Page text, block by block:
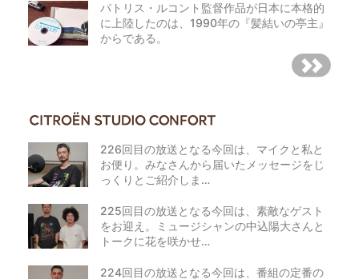
パトリス・ルコント監督作品が日本に本格的
に上陸したのは、1990年の『髪結いの亭主』
からである。
226回目の放送となる今回は、マイクと私と
お便り。みなさんから届いたメッセージをじ
っくりとご紹介しま…
225回目の放送となる今回は、素敵なゲスト
をお迎え。ミュージシャンの中込陽大さんと
トークに花を咲かせ…
224回目の放送となる今回は、番組の定番の